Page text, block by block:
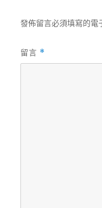
發佈留言必須填寫的電
留言 *